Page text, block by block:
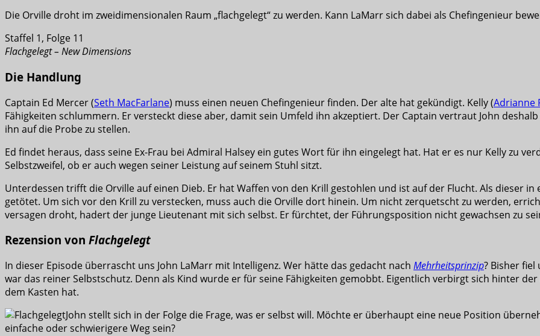
Die Orville droht im zweidimensionalen Raum „flachgelegt“ zu werden. Kann LaMarr sich dabei als Chefingenieur
Staffel 1, Folge 11
Flachgelegt – New Dimensions
Die Handlung
Captain Ed Mercer (Seth MacFarlane) muss einen neuen Chefingenieur finden. Der alte hat gekündigt. Kelly (Adrianne
Fähigkeiten schlummern. Er versteckt diese aber, damit sein Umfeld ihn akzeptiert. Der Captain vertraut John
ihn auf die Probe zu stellen.
Ed findet heraus, dass seine Ex-Frau bei Admiral Halsey ein gutes Wort für ihn eingelegt hat. Hat er es nur Kelly zu
Selbstzweifel, ob er auch wegen seiner Leistung auf seinem Stuhl sitzt.
Unterdessen trifft die Orville auf einen Dieb. Er hat Waffen von den Krill gestohlen und ist auf der Flucht. Als dieser
getötet. Um sich vor den Krill zu verstecken, muss auch die Orville dort hinein. Um nicht zerquetscht zu werden,
versagen droht, hadert der junge Lieutenant mit sich selbst. Er fürchtet, der Führungsposition nicht gewachsen zu
Rezension von Flachgelegt
In dieser Episode überrascht uns John LaMarr mit Intelligenz. Wer hätte das gedacht nach Mehrheitsprinzip? Bisher
war das reiner Selbstschutz. Denn als Kind wurde er für seine Fähigkeiten gemobbt. Eigentlich verbirgt sich hinter
dem Kasten hat.
John stellt sich in der Folge die Frage, was er selbst will. Möchte er überhaupt eine neue Position
einfache oder schwierigere Weg sein?